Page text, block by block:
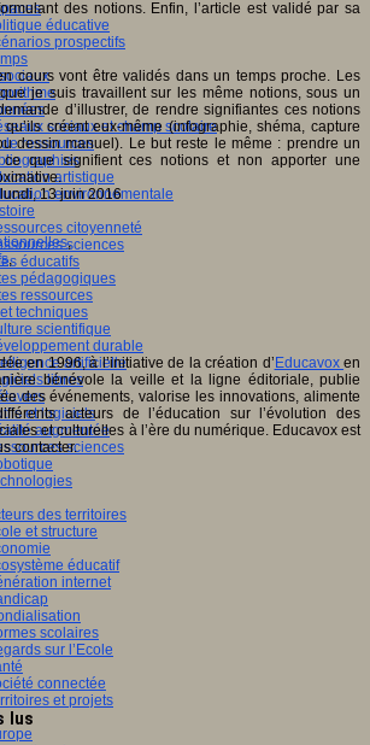
éducative
prospectifs
sociaux et champ scolaire
ressources
artistique
environnementale
citoyenneté
sciences
éducatifs
pédagogiques
ressources
techniques
scientifique
durable
artificielle
libres
et logiciels
augmentée
sciences
des territoires
et structure
éducatif
internet
scolaires
sur l’Ecole
connectée
et projets
des notions. Enfin, l’article est validé par sa
cours vont être validés dans un temps proche. Les
je suis travaillent sur les même notions, sous un
d’illustrer, de rendre signifiantes ces notions
qu’ils créent eux-même (infographie, shéma, capture
dessin manuel). Le but reste le même : prendre un
que signifient ces notions et non apporter une
13 juin 2016
,
,
en 1996, à l’initiative de la création d’ Educavoxen
bénévole la veille et la ligne éditoriale, publie
des événements, valorise les innovations, alimente
acteurs de l’éducation sur l’évolution des
et culturelles à l’ère du numérique. Educavox est
contacter.
lus